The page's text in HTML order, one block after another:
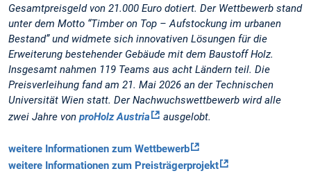
Gesamtpreisgeld von 21.000 Euro dotiert. Der Wettbewerb stand
unter dem Motto “Timber on Top – Aufstockung im urbanen
Bestand” und widmete sich innovativen Lösungen für die
Erweiterung bestehender Gebäude mit dem Baustoff Holz.
Insgesamt nahmen 119 Teams aus acht Ländern teil. Die
Preisverleihung fand am 21. Mai 2026 an der Technischen
Universität Wien statt. Der Nachwuchswettbewerb wird alle
zwei Jahre von proHolz Austria ausgelobt.
weitere Informationen zum Wettbewerb
weitere Informationen zum Preisträgerprojekt